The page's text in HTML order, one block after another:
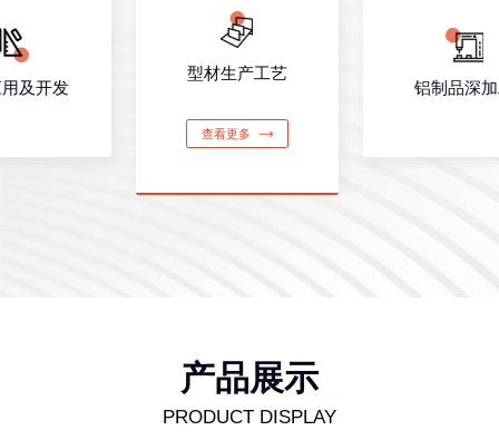
及开发
型材生产工艺
查看更多
铝制品深
产品展示
PRODUCT DISPLAY